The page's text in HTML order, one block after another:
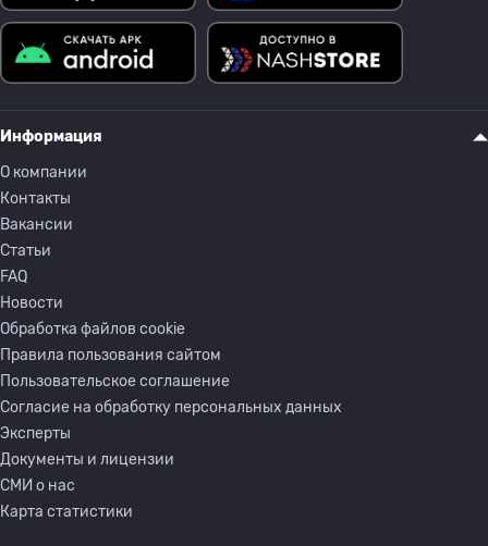
Информация
О компании
Контакты
Вакансии
Статьи
FAQ
Новости
Обработка файлов cookie
Правила пользования сайтом
Пользовательское соглашение
Согласие на обработку персональных данных
Эксперты
Документы и лицензии
СМИ о нас
Карта статистики